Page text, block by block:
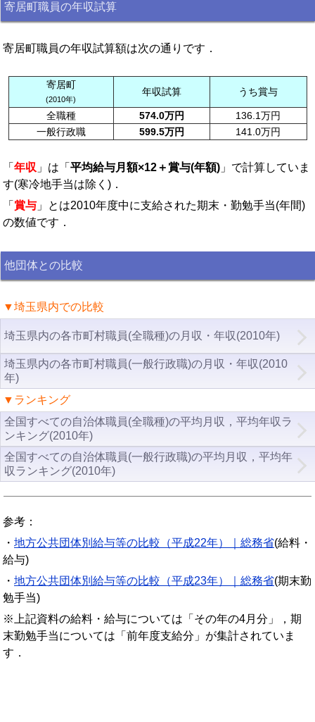
寄居町職員の年収試算
寄居町職員の年収試算額は次の通りです．
寄居町
(2010年)
年収試算 うち賞与
全職種 574.0万円
136.1万円
一般行政職
599.5万円 141.0万円
「 年収 」は「 平均給与月額×12＋賞与(年額) 」で計算していま
す(寒冷地手当は除く)．
「 賞与 」とは2010年度中に支給された期末・勤勉手当(年間)
の数値です．
他団体との比較
▼埼玉県内での比較
埼玉県内の各市町村職員(全職種)の月収・年収(2010年)
埼玉県内の各市町村職員(一般行政職)の月収・年収(2010
年)
▼ランキング
全国すべての自治体職員(全職種)の平均月収，平均年収ラ
ンキング(2010年)
全国すべての自治体職員(一般行政職)の平均月収，平均年
収ランキング(2010年)
参考：
・ 地方公共団体別給与等の比較（平成22年）｜総務省(給料・
給与)
・ 地方公共団体別給与等の比較（平成23年）｜総務省(期末勤
勉手当)
※上記資料の給料・給与については「その年の4月分」，期
末勤勉手当については「前年度支給分」が集計されていま
す．